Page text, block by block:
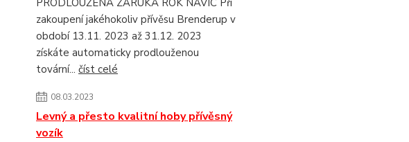
zakoupení jakéhokoliv přívěsu Brenderup v
období 13.11. 2023 až 31.12. 2023
získáte automaticky prodlouženou
tovární... číst celé
08.03.2023
Levný a přesto kvalitní hoby přívěsný
vozík